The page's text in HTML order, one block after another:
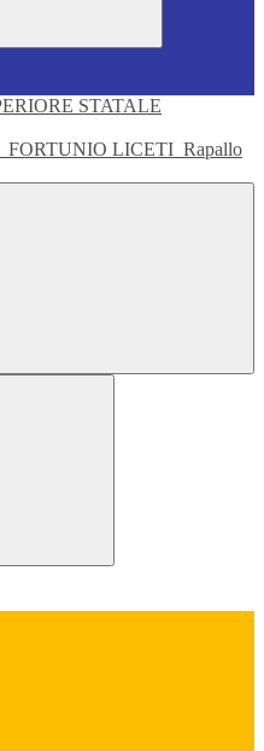
FORTUNIO LICETI Rapallo